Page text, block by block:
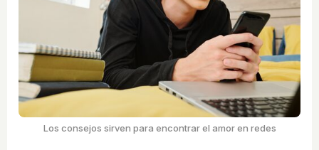
Los consejos sirven para encontrar el amor en redes